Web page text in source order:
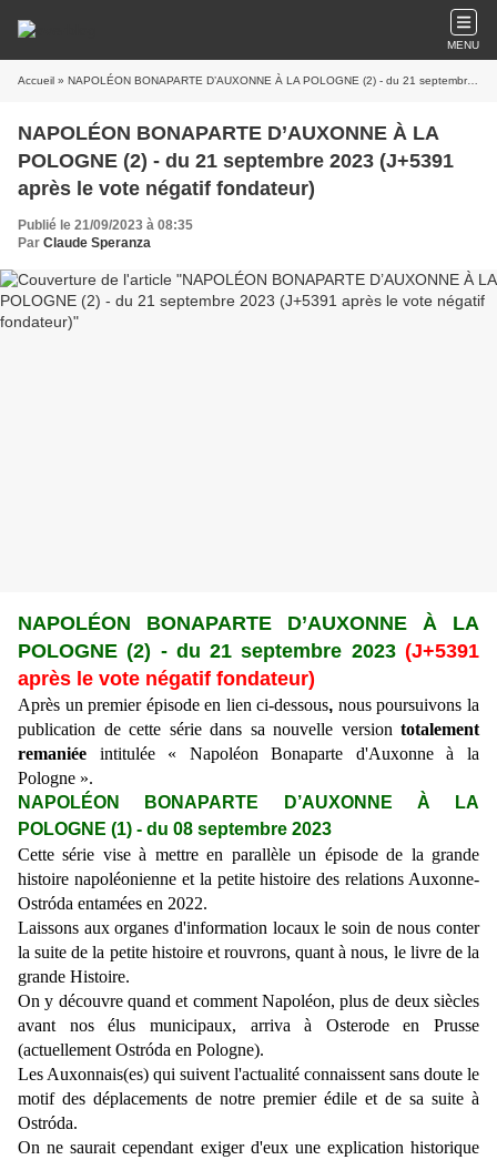
MENU
Accueil » NAPOLÉON BONAPARTE D’AUXONNE À LA POLOGNE (2) - du 21 septembre 2023 (J+5391 après le vote négatif fondateur)
NAPOLÉON BONAPARTE D’AUXONNE À LA
POLOGNE (2) - du 21 septembre 2023 (J+5391
après le vote négatif fondateur)
Publié le 21/09/2023 à 08:35
Par Claude Speranza
NAPOLÉON BONAPARTE D’AUXONNE À LA
POLOGNE (2) - du 21 septembre 2023(J+5391
après le vote négatif fondateur)
Après un premier épisode en lien ci-dessous, nous poursuivons la
publication de cette série dans sa nouvelle version totalement
remaniée
intitulée « Napoléon Bonaparte d'Auxonne à la
Pologne ».
NAPOLÉON BONAPARTE D’AUXONNE À LA
POLOGNE (1) - du 08 septembre 2023
Cette série vise à mettre en parallèle un épisode de la grande
histoire napoléonienne et la petite histoire des relations Auxonne-
Ostróda entamées en 2022.
Laissons aux organes d'information locaux le soin de nous conter
la suite de la petite histoire et rouvrons, quant à nous, le livre de la
grande Histoire.
On y découvre quand et comment Napoléon, plus de deux siècles
avant nos élus municipaux, arriva à Osterode en Prusse
(actuellement Ostróda en Pologne).
Les Auxonnais(es) qui suivent l'actualité connaissent sans doute le
motif des déplacements de notre premier édile et de sa suite à
Ostróda.
On ne saurait cependant exiger d'eux une explication historique